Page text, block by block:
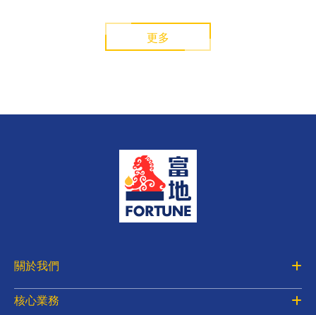
更多
關於我們
核心業務